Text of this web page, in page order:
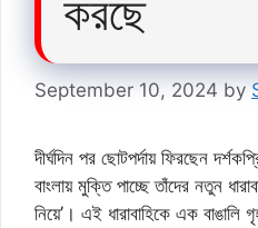
করছে
September 10, 2024 by
দীর্ঘদিন পর ছোটপর্দায় ফিরছেন
বাংলায় মুক্তি পাচ্ছে তাঁদের নতুন
নিয়ে’। এই ধারাবাহিকে এক বাঙালি